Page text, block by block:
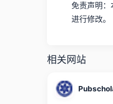
免责声明
进行修改。
相关网站